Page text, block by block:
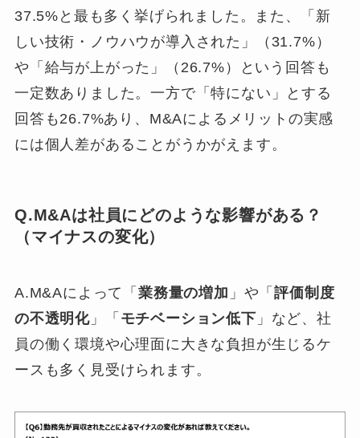
37.5%と最も多く挙げられました。また、「新
しい技術・ノウハウが導入された」（31.7%）
や「給与が上がった」（26.7%）という回答も
一定数ありました。一方で「特にない」とする
回答も26.7%あり、M&Aによるメリットの実感
には個人差があることがうかがえます。
Q.M&Aは社員にどのような影響がある？
（マイナスの変化）
A.M&Aによって「 業務量の増加 」や「評価制度
の不透明化」「 モチベーション低下 」など、社
員の働く環境や心理面に大きな負担が生じるケ
ースも多く見受けられます。